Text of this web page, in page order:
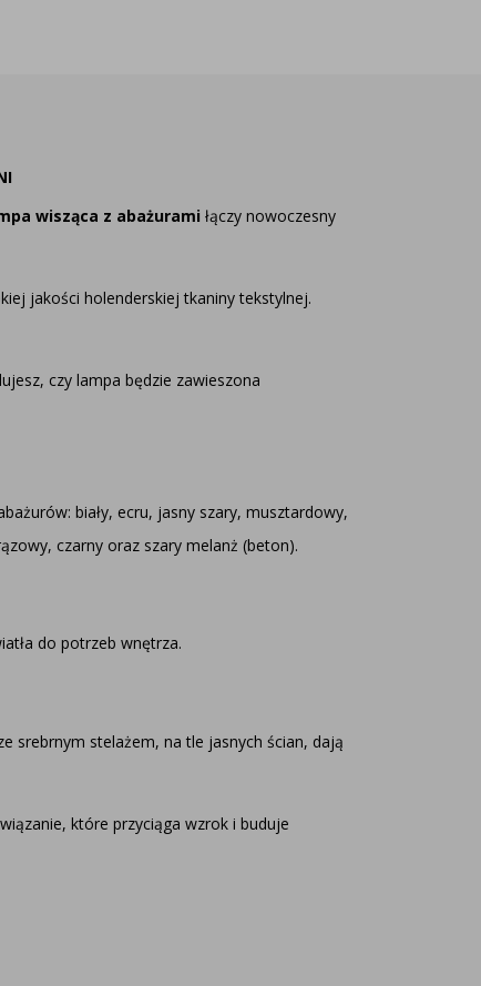
wisząca z abażurami łączy nowoczesny
jakości holenderskiej tkaniny tekstylnej.
czy lampa będzie zawieszona
biały, ecru, jasny szary, musztardowy,
czarny oraz szary melanż (beton).
do potrzeb wnętrza.
srebrnym stelażem, na tle jasnych ścian, dają
które przyciąga wzrok i buduje